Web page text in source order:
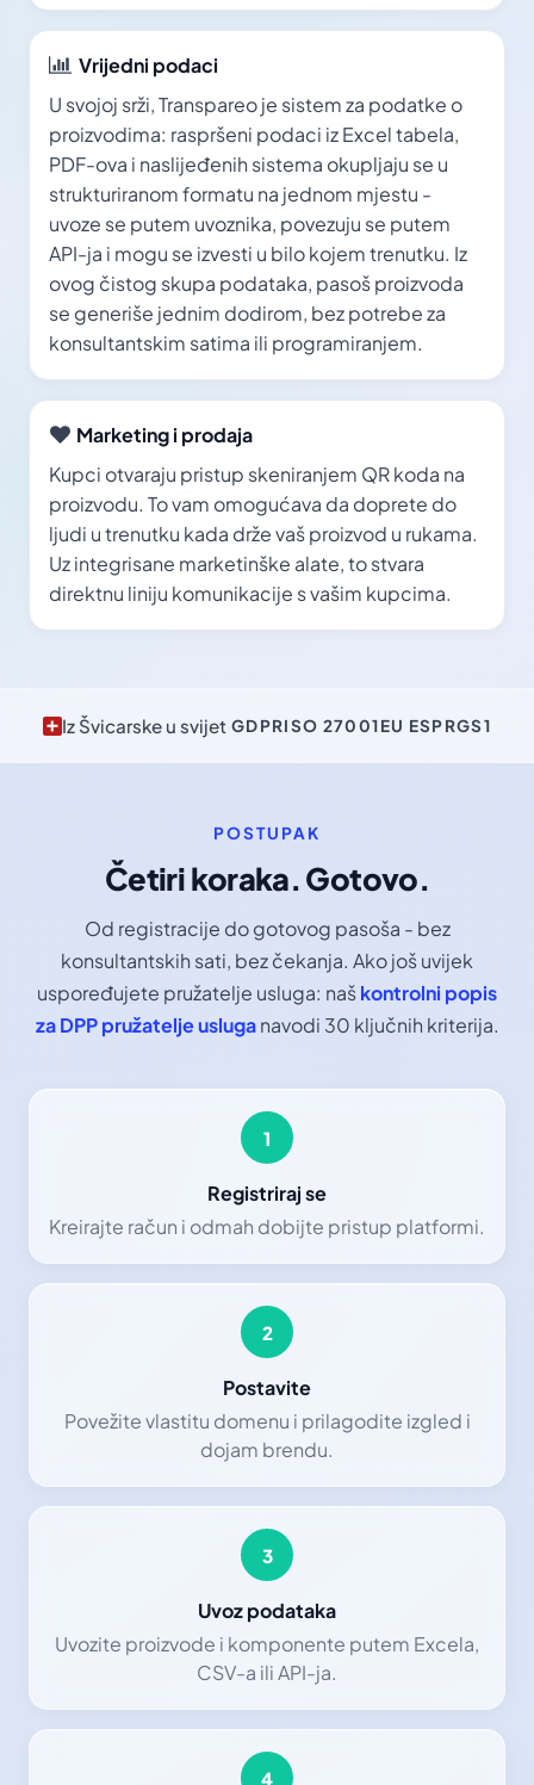
Vrijedni podaci
U svojoj srži, Transpareo je sistem za podatke o
proizvodima: raspršeni podaci iz Excel tabela,
PDF-ova i naslijeđenih sistema okupljaju se u
strukturiranom formatu na jednom mjestu -
uvoze se putem uvoznika, povezuju se putem
API-ja i mogu se izvesti u bilo kojem trenutku. Iz
ovog čistog skupa podataka, pasoš proizvoda
se generiše jednim dodirom, bez potrebe za
konsultantskim satima ili programiranjem.
Marketing i prodaja
Kupci otvaraju pristup skeniranjem QR koda na
proizvodu. To vam omogućava da doprete do
ljudi u trenutku kada drže vaš proizvod u rukama.
Uz integrisane marketinške alate, to stvara
direktnu liniju komunikacije s vašim kupcima.
Iz Švicarske u svijet· GDPRISO 27001EU ESPRGS1
POSTUPAK
Četiri koraka. Gotovo.
Od registracije do gotovog pasoša - bez
konsultantskih sati, bez čekanja. Ako još uvijek
uspoređujete pružatelje usluga: naškontrolni popis
za DPP pružatelje usluganavodi 30 ključnih kriterija.
1
Registriraj se
Kreirajte račun i odmah dobijte pristup platformi.
2
Postavite
Povežite vlastitu domenu i prilagodite izgled i
dojam brendu.
3
Uvoz podataka
Uvozite proizvode i komponente putem Excela,
CSV-a ili API-ja.
4